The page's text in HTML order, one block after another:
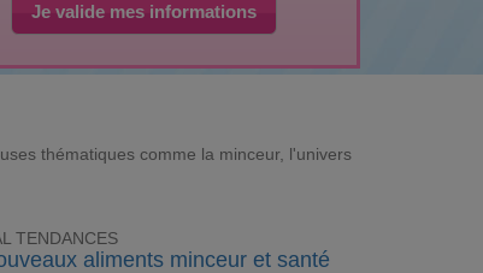
Je valide mes informations
thématiques comme la minceur, l'univers
TENDANCES
aliments minceur et santé